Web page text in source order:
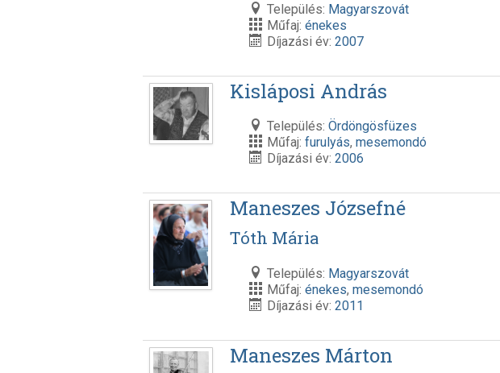
Település: Magyarszovát
Műfaj:énekes
Díjazási év:2007
Kisláposi András
Település:Ördöngösfüzes
Műfaj:furulyás,mesemondó
Díjazási év:2006
Maneszes Józsefné
Tóth Mária
Település: Magyarszovát
Műfaj:énekes,mesemondó
Díjazási év:2011
Maneszes Márton